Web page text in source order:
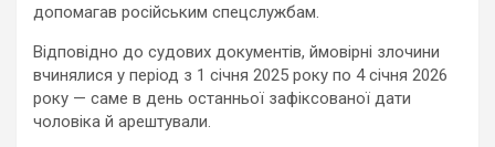
допомагав російським спецслужбам.
Відповідно до судових документів, ймовірні злочини
вчинялися у період з 1 січня 2025 року по 4 січня 2026
року — саме в день останньої зафіксованої дати
чоловіка й арештували.